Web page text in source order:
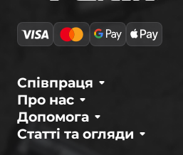
Про нас
Співпраця
Статті та огляди
Допомога